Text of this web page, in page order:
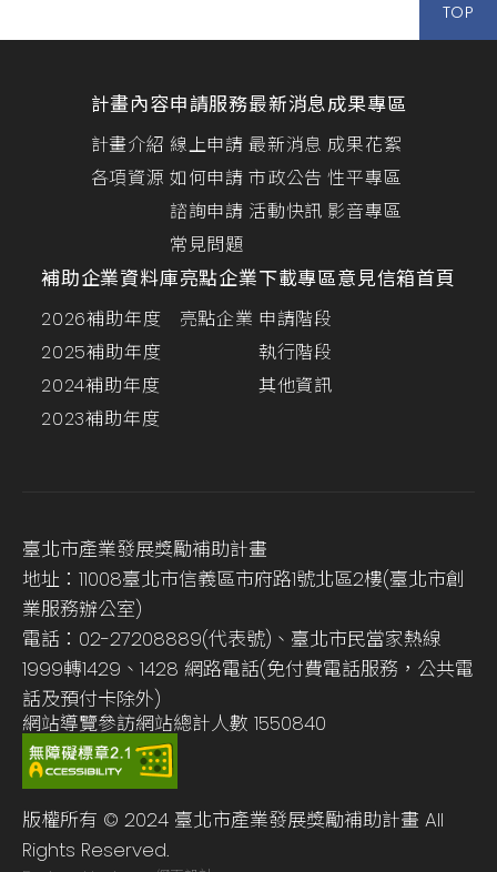
TOP
計畫內容
計畫介紹
各項資源
申請服務
線上申請
如何申請
諮詢申請
常見問題
最新消息
最新消息
市政公告
活動快訊
成果專區
成果花絮
性平專區
影音專區
補助企業資料庫
2026補助年度
2025補助年度
2024補助年度
2023補助年度
亮點企業
亮點企業
下載專區
申請階段
執行階段
其他資訊
意見信箱首頁
臺北市產業發展獎勵補助計畫
地址：11008臺北市信義區市府路1號北區2樓(臺北市創
業服務辦公室)
電話：02-27208889(代表號)、臺北市民當家熱線
1999轉1429、1428 網路電話(免付費電話服務，公共電
話及預付卡除外)
網站導覽參訪網站總計人數 1550840
版權所有 © 2024 臺北市產業發展獎勵補助計畫 All
Rights Reserved.